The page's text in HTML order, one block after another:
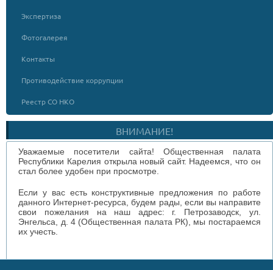
Экспертиза
Фотогалерея
Контакты
Противодействие коррупции
Реестр СО НКО
ВНИМАНИЕ!
Уважаемые посетители сайта! Общественная палата
Республики Карелия открыла новый сайт. Надеемся, что он
стал более удобен при просмотре.
Если у вас есть конструктивные предложения по работе
данного Интернет-ресурса, будем рады, если вы направите
свои пожелания на наш адрес: г. Петрозаводск, ул.
Энгельса, д. 4 (Общественная палата РК), мы постараемся
их учесть.